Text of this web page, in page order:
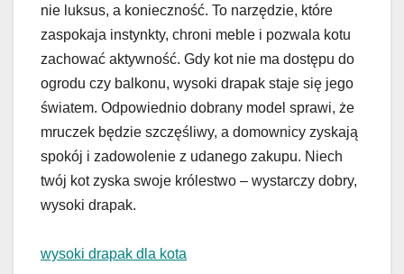
nie luksus, a konieczność. To narzędzie, które
zaspokaja instynkty, chroni meble i pozwala kotu
zachować aktywność. Gdy kot nie ma dostępu do
ogrodu czy balkonu, wysoki drapak staje się jego
światem. Odpowiednio dobrany model sprawi, że
mruczek będzie szczęśliwy, a domownicy zyskają
spokój i zadowolenie z udanego zakupu. Niech
twój kot zyska swoje królestwo – wystarczy dobry,
wysoki drapak.
wysoki drapak dla kota